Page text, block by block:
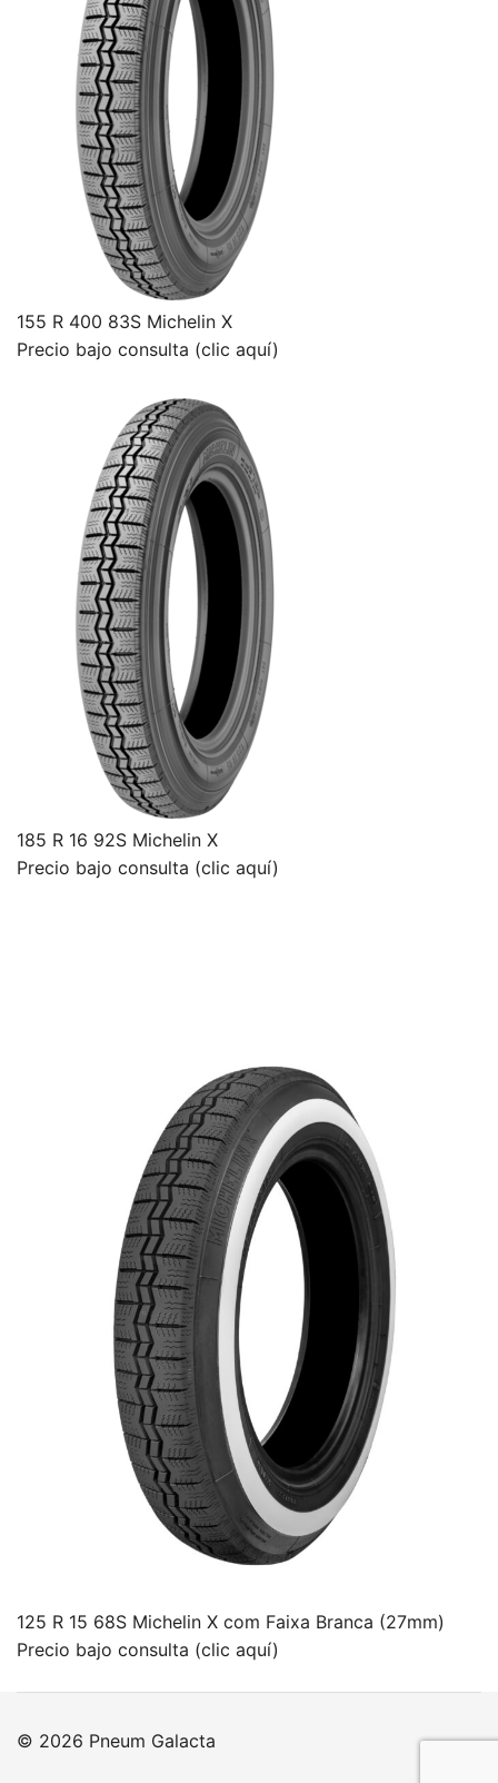
155 R 400 83S Michelin X
Precio bajo consulta (clic aquí)
185 R 16 92S Michelin X
Precio bajo consulta (clic aquí)
125 R 15 68S Michelin X com Faixa Branca (27mm)
Precio bajo consulta (clic aquí)
© 2026 Pneum Galacta